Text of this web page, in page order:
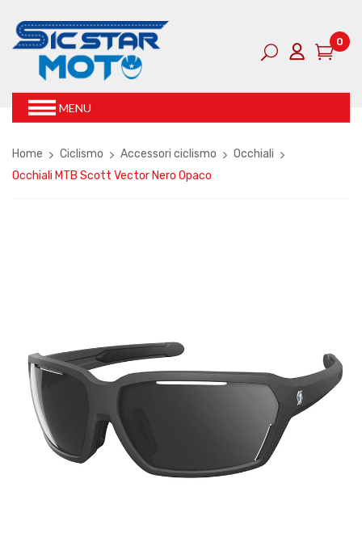
0
MENU
Home Ciclismo Accessori ciclismo
Occhiali
Occhiali MTB Scott Vector Nero Opaco